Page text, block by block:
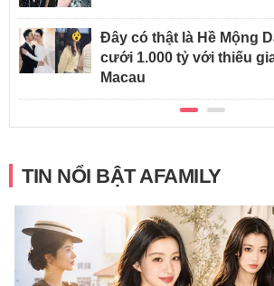
Đây có thật là Hề Mộng
cưới 1.000 tỷ với thiếu
Macau
TIN NỔI BẬT AFAMILY